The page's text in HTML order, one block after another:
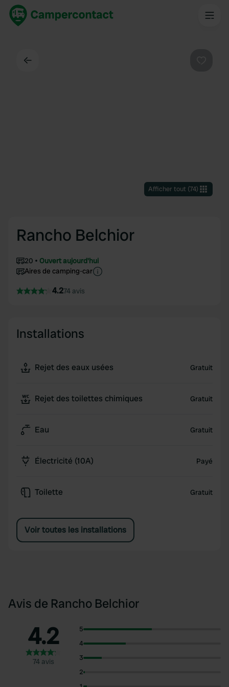
Afficher tout(74)
Rancho Belchior
20
Ouvert aujourd'hui
Aires de camping-car
4.274 avis
Installations
Rejet des eaux usées Gratuit
Rejet des toilettes chimiques Gratuit
Eau Gratuit
Électricité (10A) Payé
Toilette Gratuit
Voir toutes les installations
Avis de Rancho Belchior
4.2
74 avis
5
4
3
2